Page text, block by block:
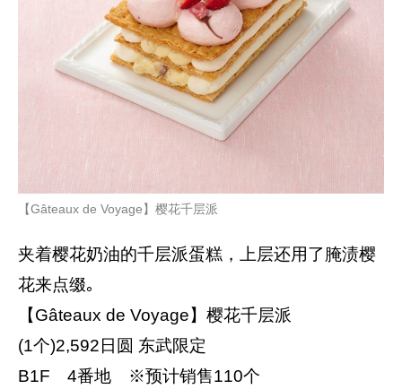
【Gâteaux de Voyage】樱花千层派
夹着樱花奶油的千层派蛋糕，上层还用了腌渍樱
花来点缀｡
【Gâteaux de Voyage】樱花千层派
(1个)2,592日圆 东武限定
B1F 4番地 ※预计销售110个